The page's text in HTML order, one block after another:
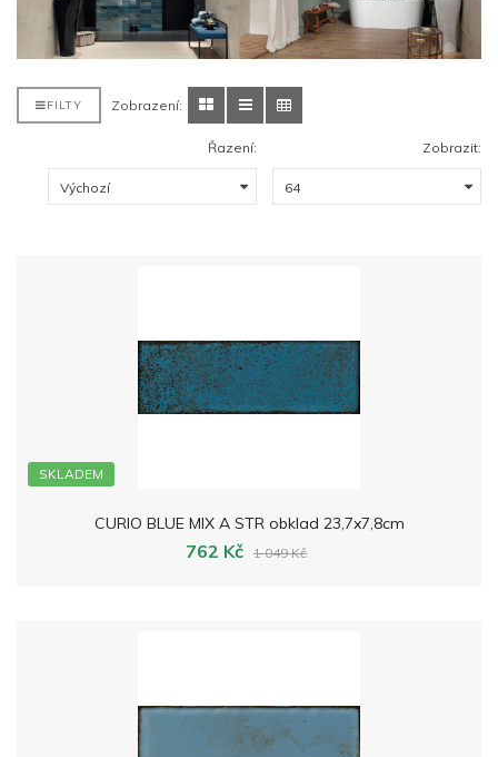
FILTY Zobrazení:
Řazení: Zobrazit:
SKLADEM
CURIO BLUE MIX A STR obklad 23,7x7,8cm
762 Kč 1 049 Kč